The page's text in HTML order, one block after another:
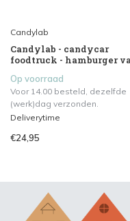
Candylab
Candylab - candycar
foodtruck - hamburger
Op voorraad
Voor 14.00 besteld, dezelfde
(werk)dag verzonden.
Deliverytime
€24,95